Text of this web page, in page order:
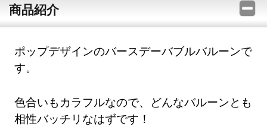
商品紹介
ポップデザインのバースデーバブルバルーンで
す。
色合いもカラフルなので、どんなバルーンとも
相性バッチリなはずです！